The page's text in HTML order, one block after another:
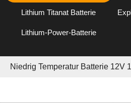
Lithium Titanat Batterie
Lithium-Power-Batterie
Niedrig Temperatur Batterie 12V